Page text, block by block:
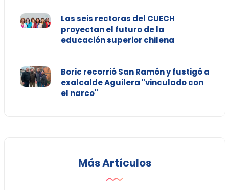
Las seis rectoras del CUECH
proyectan el futuro de la
educación superior chilena
Boric recorrió San Ramón y fustigó a
exalcalde Aguilera "vinculado con
el narco"
Más Artículos